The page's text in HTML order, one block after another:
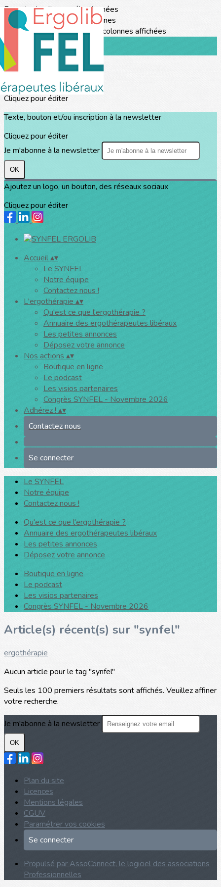
Exporter les lignes sélectionnées
Exporter toutes les colonnes
Exporter uniquement les colonnes affichées
Menu
?>
Images de la page d'accueil
Cliquez pour éditer
Texte, bouton et/ou inscription à la newsletter
Cliquez pour éditer
Je m'abonne à la newsletter
OK
Ajoutez un logo, un bouton, des réseaux sociaux
Cliquez pour éditer
Accueil▴▾
Le SYNFEL
Notre équipe
Contactez nous !
L'ergothérapie ▴▾
Qu'est ce que l'ergothérapie ?
Annuaire des ergothérapeutes libéraux
Les petites annonces
Déposez votre annonce
Nos actions ▴▾
Boutique en ligne
Le podcast
Les visios partenaires
Congrès SYNFEL - Novembre 2026
Adhérez ! ▴▾
Contactez nous
Se connecter
Le SYNFEL
Notre équipe
Contactez nous !
Qu'est ce que l'ergothérapie ?
Annuaire des ergothérapeutes libéraux
Les petites annonces
Déposez votre annonce
Boutique en ligne
Le podcast
Les visios partenaires
Congrès SYNFEL - Novembre 2026
Article(s) récent(s) sur "synfel"
ergothérapie
Aucun article pour le tag "synfel"
Seuls les 100 premiers résultats sont affichés. Veuillez affiner
votre recherche.
Je m'abonne à la newsletter
OK
Plan du site
Licences
Mentions légales
CGUV
Paramétrer vos cookies
Se connecter
Propulsé par AssoConnect, le logiciel des associations
Professionnelles